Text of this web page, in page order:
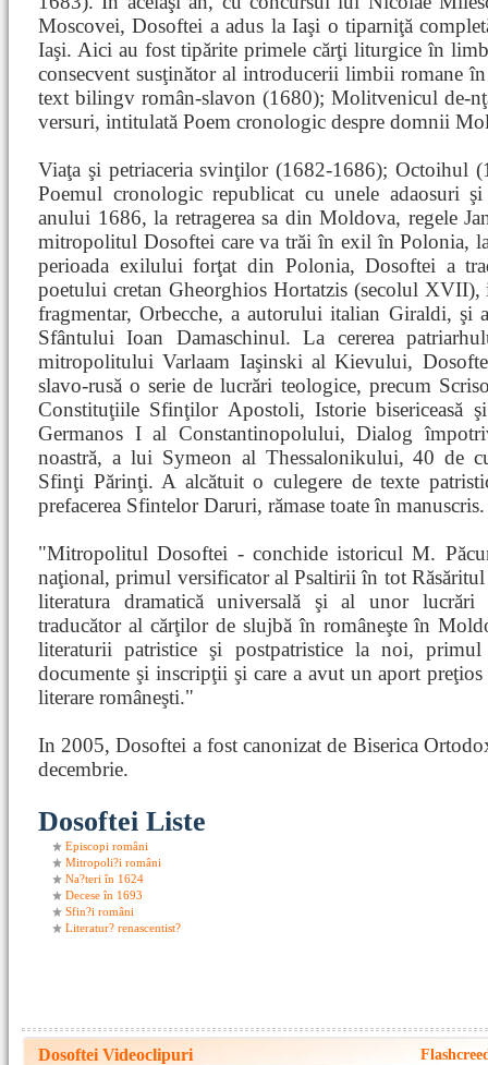
Moscovei, Dosoftei a adus la Iaşi o tiparniţă
Iaşi. Aici au fost tipărite primele cărţi liturgice în
consecvent susţinător al introducerii limbii romane
text bilingv român-slavon (1680); Molitvenicul de-
versuri, intitulată Poem cronologic despre domnii
Viaţa şi petriaceria svinţilor (1682-1686); Octoihul
Poemul cronologic republicat cu unele adaosuri
anului 1686, la retragerea sa din Moldova, regele
mitropolitul Dosoftei care va trăi în exil în Polonia,
perioada exilului forţat din Polonia, Dosoftei a
poetului cretan Gheorghios Hortatzis (secolul XVII),
fragmentar, Orbecche, a autorului italian Giraldi, şi
Sfântului Ioan Damaschinul. La cererea
mitropolitului Varlaam Iaşinski al Kievului,
slavo-rusă o serie de lucrări teologice, precum
Constituţiile Sfinţilor Apostoli, Istorie bisericeasă
Germanos I al Constantinopolului, Dialog
noastră, a lui Symeon al Thessalonikului, 40 de
Sfinţi Părinţi. A alcătuit o culegere de texte
prefacerea Sfintelor Daruri, rămase toate în manuscris.
"Mitropolitul Dosoftei - conchide istoricul M.
naţional, primul versificator al Psaltirii în tot
literatura dramatică universală şi al unor
traducător al cărţilor de slujbă în româneşte în
literaturii patristice şi postpatristice la noi,
documente şi inscripţii şi care a avut un aport
literare româneşti."
In 2005, Dosoftei a fost canonizat de Biserica
decembrie.
Dosoftei Liste
Episcopi români
Mitropoli?i români
Na?teri în 1624
Decese în 1693
Sfin?i români
Literatur? renascentist?
Dosoftei Videoclipuri